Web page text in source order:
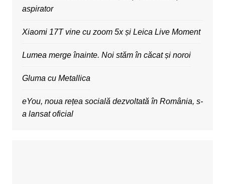
aspirator
Xiaomi 17T vine cu zoom 5x și Leica Live Moment
Lumea merge înainte. Noi stăm în căcat și noroi
Gluma cu Metallica
eYou, noua rețea socială dezvoltată în România, s-
a lansat oficial